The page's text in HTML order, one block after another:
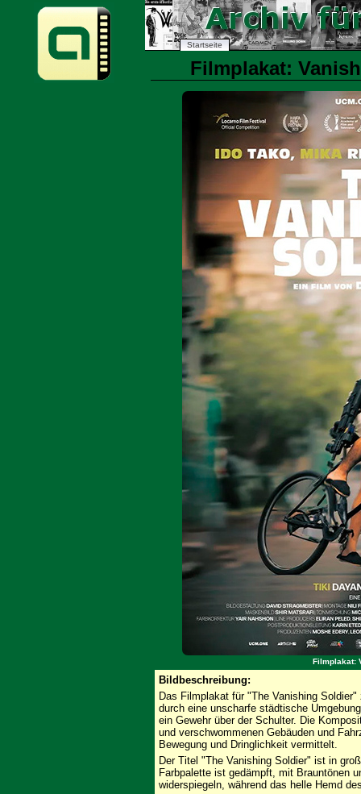
Startseite
Filmplakat:
Filmplakat:
Bildbeschreibung:
Das Filmplakat für "The Vanishing
durch eine unscharfe städtische
ein Gewehr über der Schulter. Die
und verschwommenen Gebäuden und
Bewegung und Dringlichkeit vermittelt.
Der Titel "The Vanishing Soldier" ist in
Farbpalette ist gedämpft, mit Brauntönen
widerspiegeln, während das helle Hemd